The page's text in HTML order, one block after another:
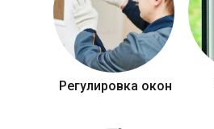
Регулировка окон